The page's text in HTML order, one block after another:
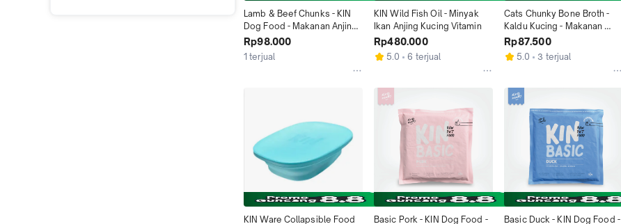
Lamb & Beef Chunks - KIN
Dog Food - Makanan Anjing
Kucing
Rp98.000
1 terjual
KIN Wild Fish Oil - Minyak
Ikan Anjing Kucing Vitamin
Rp480.000
5.0 6 terjual
Cats Chunky Bone Broth -
Kaldu Kucing - Makanan
Kucing Snacks
Rp87.500
5.0 3 terjual
KIN Ware Collapsible Food
Basic Pork - KIN Dog Food -
Basic Duck - KIN Dog Food -